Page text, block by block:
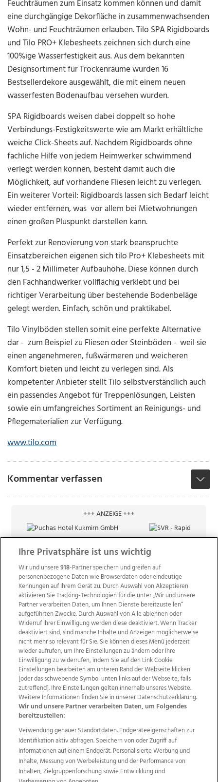
Feuchträumen zum Einsatz kommen können und damit
eine durchgängige Dekorfläche in zusammenwachsenden
Wohn- und Feuchträumen erlauben. Tilo SPA Rigidboards
und Tilo PRO+ Klebesheets zeichnen sich durch eine
100%ige Wasserfestigkeit aus. Aus dem bekannten
Designsortiment für Trockenräume wurden 16
Bestsellerdekore ausgewählt, die mit einem neuen
wasserfesten Bodenaufbau versehen wurden.
SPA Rigidboards weisen dabei doppelt so hohe
Verbindungs-Festigkeitswerte wie am Markt erhältliche
weiche Click-Sheets auf. Nachdem Rigidboards ohne
fachliche Hilfe von jedem Heimwerker schwimmend
verlegt werden können, besteht damit auch die
Möglichkeit, auf vorhandene Fliesen leicht zu verlegen.
Ein weiterer Vorteil: Rigidboards lassen sich Bedarf leicht
wieder entfernen, was vor allem bei Mietwohnungen
einen großen Pluspunkt darstellen kann.
Perfekt zur Renovierung von stark beanspruchte
Einsatzbereichen eigenen sich tilo Pro+ Klebesheets mit
nur 1,5 - 2 Millimeter Aufbauhöhe. Diese können durch
den Fachhandwerker vollflächig verklebt und bei
richtiger Verarbeitung über bestehende Bodenbeläge
gelegt werden. Einfach, schön und praktikabel.
Tilo Vinylböden stellen somit eine perfekte Alternative
dar - zum Beispiel zu Fliesen oder Steinböden - weil sie
einen angenehmeren, fußwärmeren und weicheren
Komfort bieten und leicht zu verlegen sind. Als
kompetenter Anbieter stellt Tilo selbstverständlich auch
ein passendes Angebot für Treppenlösungen, Leisten
sowie ein umfangreiches Sortiment an Reinigungs- und
Pflegematerialien zur Verfügung.
www.tilo.com
Kommentar verfassen
+++ ANZEIGE +++
Wir über uns Mediadaten Kontakt
Jobs
Datenschutz
Impressum
AGB Anzeigekunden
AGB Website
Ehrenkodex Politische Werbung
Weitere Angebote des Medienhauses Wimmer
TV1 di-mog-i.at OÖNow
Ischler Woche
Life Radio
OÖNachrichten
OÖN Immobilien
OÖN Karriere
OÖN Reise
Promenaden Galerien
Ihre Privatsphäre ist uns wichtig
Wir und unsere918-Partner speichern und greifen auf
personenbezogene Daten wie Browserdaten oder eindeutige
Kennungen auf Ihrem Gerät zu. Durch Auswahl von Akzeptieren
aktivieren Sie Tracking-Technologien für die unter „Wir und unsere
Partner verarbeiten Daten, um Ihnen Dienste bereitzustellen“
aufgeführten Zwecke. Durch Auswahl von Alle ablehnen oder
Widerruf Ihrer Einwilligung werden diese deaktiviert. Wenn Tracker
deaktiviert sind, sind manche Inhalte und Anzeigen möglicherweise
nicht mehr so relevant für Sie. Sie können dieses Menü jederzeit
wieder aufrufen, um Ihre Einstellungen zu ändern oder Ihre
Einwilligung zu widerrufen, indem Sie auf den Link Cookie
Einstellungen bearbeiten am unteren Rand der Webseite klicken
[oder das schwebende Symbol unten links auf der Webseite, falls
zutreffend]. Ihre Einstellungen gelten innerhalb unseres Website.
Weitere Informationen finden Sie in unserer Datenschutzerklärung.
Wir und unsere Partner verarbeiten Daten, um Folgendes
bereitzustellen:
Verwendung genauer Standortdaten. Endgeräteeigenschaften zur
Identifikation aktiv abfragen. Speichern von oder Zugriff auf
Informationen auf einem Endgerät. Personalisierte Werbung und
Inhalte, Messung von Werbeleistung und der Performance von
Inhalten, Zielgruppenforschung sowie Entwicklung und